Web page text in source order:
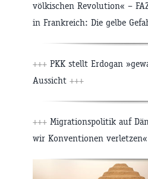
völkischen Revolution« –
in Frankreich: Die gelbe
+++ PKK stellt Erdogan
Aussicht +++
+++ Migrationspolitik auf
wir Konventionen verletzen«